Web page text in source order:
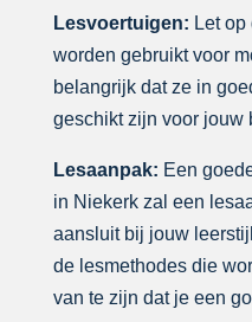
Lesvoertuigen: Let
worden gebruikt voor
belangrijk dat ze in
geschikt zijn voor jouw
Lesaanpak: Een
in Niekerk zal een
aansluit bij jouw
de lesmethodes die
van te zijn dat je een